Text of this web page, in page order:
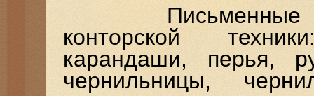
Письменные
конторской
карандаши, перья,
чернильницы,